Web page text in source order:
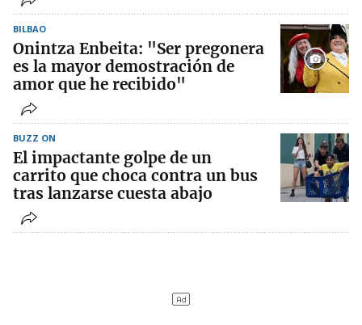
BILBAO
Onintza Enbeita: "Ser pregonera
es la mayor demostración de
amor que he recibido"
BUZZ ON
El impactante golpe de un
carrito que choca contra un bus
tras lanzarse cuesta abajo